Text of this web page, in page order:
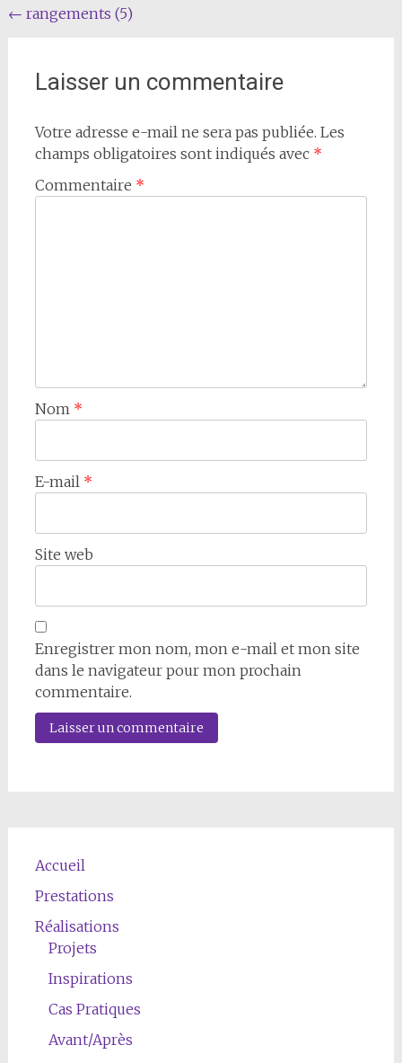
Navigation
l'article
← rangements (5)
Laisser un commentaire
Votre adresse e-mail ne sera pas publiée. Les
champs obligatoires sont indiqués avec *
Commentaire *
Nom *
E-mail *
Site web
Enregistrer mon nom, mon e-mail et mon site
dans le navigateur pour mon prochain
commentaire.
Accueil
Prestations
Réalisations
Projets
Inspirations
Cas Pratiques
Avant/Après